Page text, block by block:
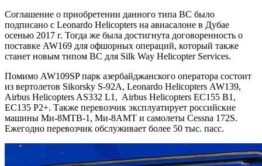
Соглашение о приобретении данного типа ВС было
подписано с Leonardo Helicopters на авиасалоне в Дубае
осенью 2017 г. Тогда же была достигнута договоренность о
поставке AW169 для офшорных операций, который также
станет новым типом ВС для Silk Way Helicopter Services.
Помимо AW109SP парк азербайджанского оператора состоит
из вертолетов Sikorsky S-92A, Leonardo Helicopters AW139,
Airbus Helicopters AS332 L1, Airbus Helicopters EC155 B1,
EC135 P2+. Также перевозчик эксплуатирует российские
машины Ми-8МТВ-1, Ми-8АМТ и самолеты Cessna 172S.
Ежегодно перевозчик обслуживает более 50 тыс. пасс.